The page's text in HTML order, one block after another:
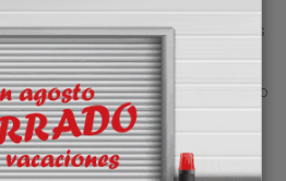
cuatro ejes que definen su esencia:
y competencia, elementos
la obtención de resultados.
destacables en el mundo
plagado de
y profesionalidad suficiente para
como el nuestro.